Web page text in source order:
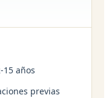
15 años
previas